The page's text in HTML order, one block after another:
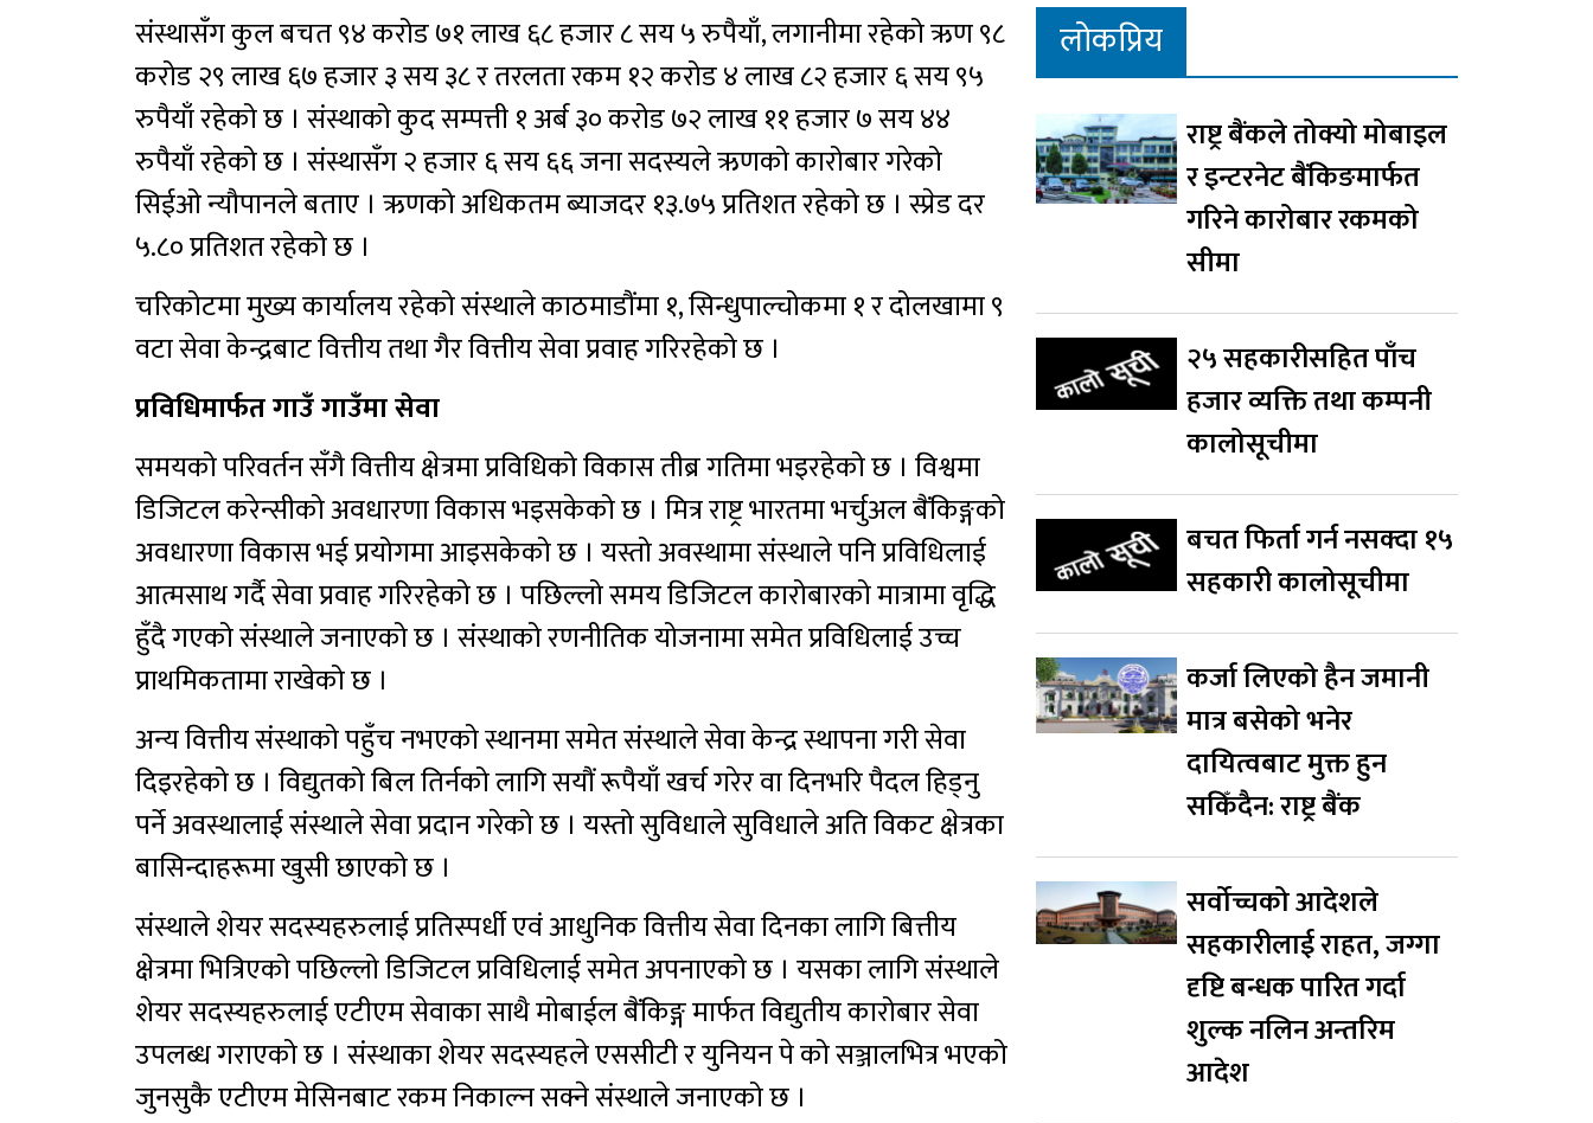
संस्थासँग कुल बचत ९४ करोड ७१ लाख ६८ हजार ८ सय ५ रुपैयाँ, लगानीमा रहेको ऋण ९८
करोड २९ लाख ६७ हजार ३ सय ३८ र तरलता रकम १२ करोड ४ लाख ८२ हजार ६ सय ९५
रुपैयाँ रहेको छ । संस्थाको कुद सम्पत्ती १ अर्ब ३० करोड ७२ लाख ११ हजार ७ सय ४४
रुपैयाँ रहेको छ । संस्थासँग २ हजार ६ सय ६६ जना सदस्यले ऋणको कारोबार गरेको
सिईओ न्यौपानले बताए । ऋणको अधिकतम ब्याजदर १३.७५ प्रतिशत रहेको छ । स्प्रेड दर
५.८० प्रतिशत रहेको छ ।
चरिकोटमा मुख्य कार्यालय रहेको संस्थाले काठमाडौंमा १, सिन्धुपाल्चोकमा १ र दोलखामा ९
वटा सेवा केन्द्रबाट वित्तीय तथा गैर वित्तीय सेवा प्रवाह गरिरहेको छ ।
प्रविधिमार्फत गाउँ गाउँमा सेवा
समयको परिवर्तन सँगै वित्तीय क्षेत्रमा प्रविधिको विकास तीब्र गतिमा भइरहेको छ । विश्वमा
डिजिटल करेन्सीको अवधारणा विकास भइसकेको छ । मित्र राष्ट्र भारतमा भर्चुअल बैंकिङ्गको
अवधारणा विकास भई प्रयोगमा आइसकेको छ । यस्तो अवस्थामा संस्थाले पनि प्रविधिलाई
आत्मसाथ गर्दै सेवा प्रवाह गरिरहेको छ । पछिल्लो समय डिजिटल कारोबारको मात्रामा वृद्धि
हुँदै गएको संस्थाले जनाएको छ । संस्थाको रणनीतिक योजनामा समेत प्रविधिलाई उच्च
प्राथमिकतामा राखेको छ ।
अन्य वित्तीय संस्थाको पहुँच नभएको स्थानमा समेत संस्थाले सेवा केन्द्र स्थापना गरी सेवा
दिइरहेको छ । विद्युतको बिल तिर्नको लागि सयौं रूपैयाँ खर्च गरेर वा दिनभरि पैदल हिड्नु
पर्ने अवस्थालाई संस्थाले सेवा प्रदान गरेको छ । यस्तो सुविधाले सुविधाले अति विकट क्षेत्रका
बासिन्दाहरूमा खुसी छाएको छ ।
संस्थाले शेयर सदस्यहरुलाई प्रतिस्पर्धी एवं आधुनिक वित्तीय सेवा दिनका लागि बित्तीय
क्षेत्रमा भित्रिएको पछिल्लो डिजिटल प्रविधिलाई समेत अपनाएको छ । यसका लागि संस्थाले
शेयर सदस्यहरुलाई एटीएम सेवाका साथै मोबाईल बैंकिङ्ग मार्फत विद्युतीय कारोबार सेवा
उपलब्ध गराएको छ । संस्थाका शेयर सदस्यहले एससीटी र युनियन पे को सञ्जालभित्र भएको
जुनसुकै एटीएम मेसिनबाट रकम निकाल्न सक्ने संस्थाले जनाएको छ ।
लोकप्रिय
राष्ट्र बैंकले तोक्यो मोबाइल
र इन्टरनेट बैंकिङमार्फत
गरिने कारोबार रकमको
सीमा
२५ सहकारीसहित पाँच
हजार व्यक्ति तथा कम्पनी
कालोसूचीमा
बचत फिर्ता गर्न नसक्दा १५
सहकारी कालोसूचीमा
कर्जा लिएको हैन जमानी
मात्र बसेको भनेर
दायित्वबाट मुक्त हुन
सकिँदैन: राष्ट्र बैंक
सर्वोच्चको आदेशले
सहकारीलाई राहत, जग्गा
दृष्टि बन्धक पारित गर्दा
शुल्क नलिन अन्तरिम
आदेश